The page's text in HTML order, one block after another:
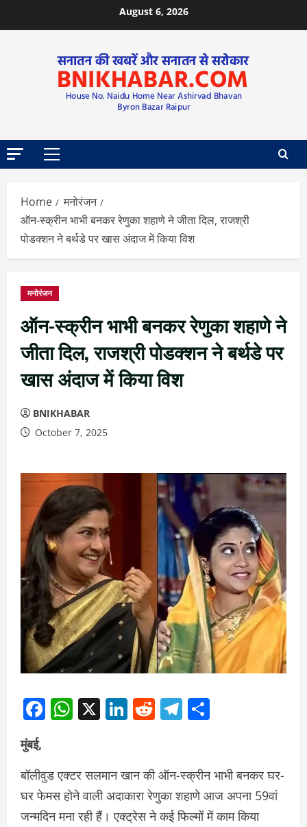
August 6, 2026
Home
मनोरंजन
ऑन-स्क्रीन भाभी बनकर रेणुका शहाणे ने जीता दिल, राजश्री
पोडक्शन ने बर्थडे पर खास अंदाज में किया विश
मनोरंजन
ऑन-स्क्रीन भाभी बनकर रेणुका शहाणे ने
जीता दिल, राजश्री पोडक्शन ने बर्थडे पर
खास अंदाज में किया विश
BNIKHABAR
October 7, 2025
Facebook
WhatsApp
X LinkedIn
RedditTelegram
मुंबई,
बॉलीवुड एक्टर सलमान खान की ऑन-स्क्रीन भाभी बनकर घर-
घर फेमस होने वाली अदाकारा रेणुका शहाणे आज अपना 59वां
जन्मदिन मना रही हैं। एक्ट्रेस ने कई फिल्मों में काम किया